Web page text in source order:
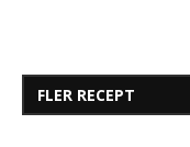
FLER RECEPT